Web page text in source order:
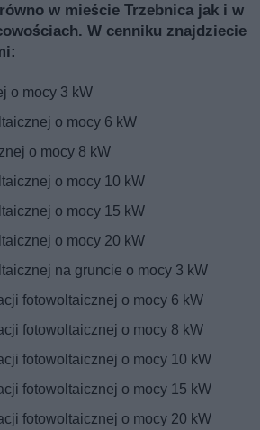
w mieście Trzebnica jak i w
W cenniku znajdziecie
o mocy 3 kW
o mocy 6 kW
o mocy 8 kW
o mocy 10 kW
o mocy 15 kW
o mocy 20 kW
na gruncie o mocy 3 kW
fotowoltaicznej o mocy 6 kW
fotowoltaicznej o mocy 8 kW
fotowoltaicznej o mocy 10 kW
fotowoltaicznej o mocy 15 kW
fotowoltaicznej o mocy 20 kW